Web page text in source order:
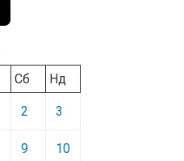
Сб Нд
2 3
9 10